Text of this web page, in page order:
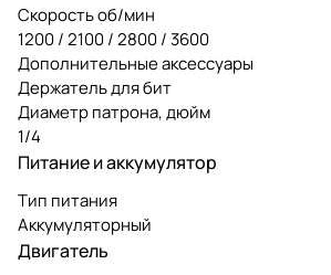
Скорость об/мин
1200 / 2100 / 2800 / 3600
Дополнительные аксессуары
Держатель для бит
Диаметр патрона, дюйм
1/4
Питание и аккумулятор
Тип питания
Аккумуляторный
Двигатель